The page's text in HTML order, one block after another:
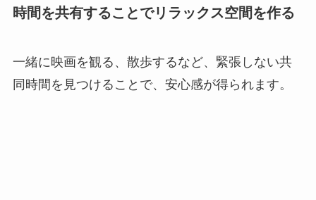
時間を共有することでリラックス空間を作る
一緒に映画を観る、散歩するなど、緊張しない共
同時間を見つけることで、安心感が得られます。